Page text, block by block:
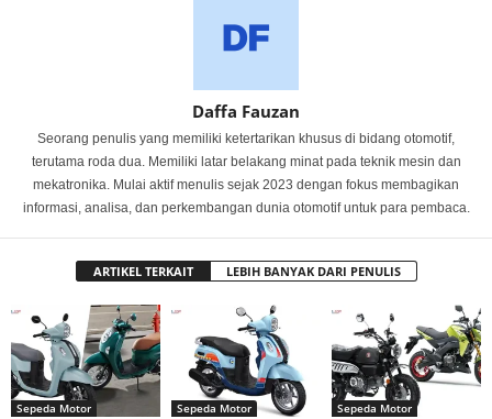
Daffa Fauzan
Seorang penulis yang memiliki ketertarikan khusus di bidang otomotif,
terutama roda dua. Memiliki latar belakang minat pada teknik mesin dan
mekatronika. Mulai aktif menulis sejak 2023 dengan fokus membagikan
informasi, analisa, dan perkembangan dunia otomotif untuk para pembaca.
ARTIKEL TERKAIT LEBIH BANYAK DARI PENULIS
Sepeda Motor Sepeda Motor Sepeda Motor